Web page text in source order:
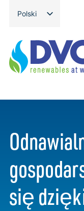
Polski
się